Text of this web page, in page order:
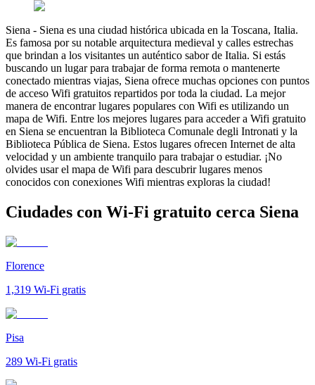
Siena - Siena es una ciudad histórica ubicada en la Toscana, Italia.
Es famosa por su notable arquitectura medieval y calles estrechas
que brindan a los visitantes un auténtico sabor de Italia. Si estás
buscando un lugar para trabajar de forma remota o mantenerte
conectado mientras viajas, Siena ofrece muchas opciones con puntos
de acceso Wifi gratuitos repartidos por toda la ciudad. La mejor
manera de encontrar lugares populares con Wifi es utilizando un
mapa de Wifi. Entre los mejores lugares para acceder a Wifi gratuito
en Siena se encuentran la Biblioteca Comunale degli Intronati y la
Biblioteca Pública de Siena. Estos lugares ofrecen Internet de alta
velocidad y un ambiente tranquilo para trabajar o estudiar. ¡No
olvides usar el mapa de Wifi para descubrir lugares menos
conocidos con conexiones Wifi mientras exploras la ciudad!
Ciudades con Wi-Fi gratuito cerca Siena
Florence
1,319 Wi-Fi gratis
Pisa
289 Wi-Fi gratis